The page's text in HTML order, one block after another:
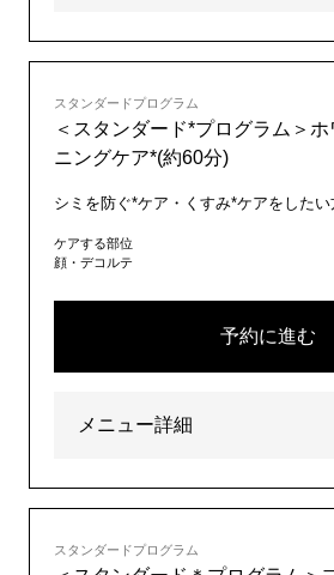
スタンダードプログラム
＜スタンダード*プログラム＞ホ
ニングケア*(約60分)
シミを防ぐ*ケア・くすみ*ケアをしたい
ケアする部位
顔・デコルテ
予約に進む
メニュー詳細
スタンダードプログラム